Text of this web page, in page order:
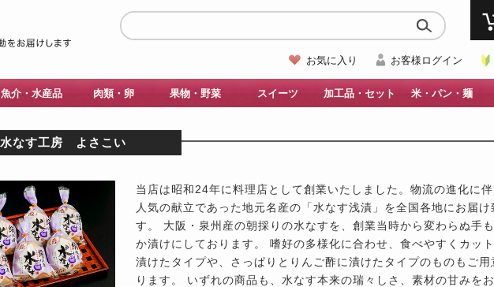
お気に入り お客様ログイン
魚介・水産品 肉類・卵 果物・野菜 スイーツ 加工品・セット 米・パン・麺
水なす工房 よさこい
当店は昭和24年に料理店として創業いたしました。物流の進化に
人気の献立であった地元名産の「水なす浅漬」を全国各地にお届け
す。 大阪・泉州産の朝採りの水なすを、創業当時から変わらぬ手
か漬けにしております。 嗜好の多様化に合わせ、食べやすくカッ
漬けたタイプや、さっぱりとりんご酢に漬けたタイプのものもご用
ります。 いずれの商品も、水なす本来の瑞々しさ、素材の甘みを